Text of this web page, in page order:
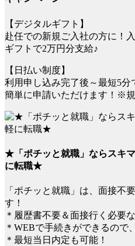
【デジタルギフト】
赴任での新規ご入社の方に！
ギフトで2万円分支給♪
【日払い制度】
利用申し込み完了後～最短5分
簡単に申請いただけます！※
★「ポチッと就職」ならスキ
に転職★
「ポチッと就職」は、面接不
す！
＊履歴書不要＆面接行く必要な
＊WEBで手続きができるので
＊最短当日内定も可能！